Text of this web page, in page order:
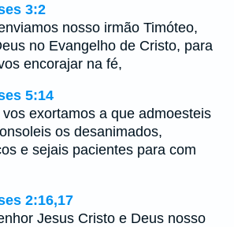
3:2
nosso irmão Timóteo,
no Evangelho de Cristo, para
encorajar na fé,
5:14
exortamos a que admoesteis
os desanimados,
e sejais pacientes para com
2:16,17
Jesus Cristo e Deus nosso